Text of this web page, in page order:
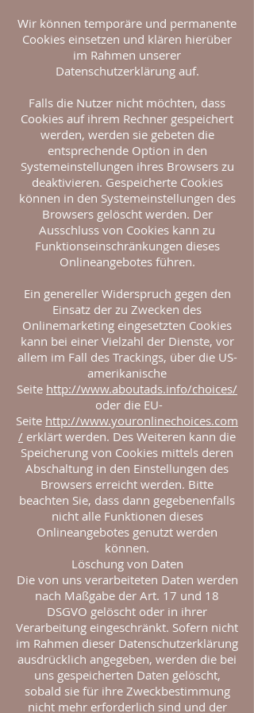
Wir können temporäre und permanente
Cookies einsetzen und klären hierüber
im Rahmen unserer
Datenschutzerklärung auf.
Falls die Nutzer nicht möchten, dass
Cookies auf ihrem Rechner gespeichert
werden, werden sie gebeten die
entsprechende Option in den
Systemeinstellungen ihres Browsers zu
deaktivieren. Gespeicherte Cookies
können in den Systemeinstellungen des
Browsers gelöscht werden. Der
Ausschluss von Cookies kann zu
Funktionseinschränkungen dieses
Onlineangebotes führen.
Ein genereller Widerspruch gegen den
Einsatz der zu Zwecken des
Onlinemarketing eingesetzten Cookies
kann bei einer Vielzahl der Dienste, vor
allem im Fall des Trackings, über die US-
amerikanische
Seite http://www.aboutads.info/choices/
oder die EU-
Seite http://www.youronlinechoices.com
/ erklärt werden. Des Weiteren kann die
Speicherung von Cookies mittels deren
Abschaltung in den Einstellungen des
Browsers erreicht werden. Bitte
beachten Sie, dass dann gegebenenfalls
nicht alle Funktionen dieses
Onlineangebotes genutzt werden
können.
Löschung von Daten
Die von uns verarbeiteten Daten werden
nach Maßgabe der Art. 17 und 18
DSGVO gelöscht oder in ihrer
Verarbeitung eingeschränkt. Sofern nicht
im Rahmen dieser Datenschutzerklärung
ausdrücklich angegeben, werden die bei
uns gespeicherten Daten gelöscht,
sobald sie für ihre Zweckbestimmung
nicht mehr erforderlich sind und der